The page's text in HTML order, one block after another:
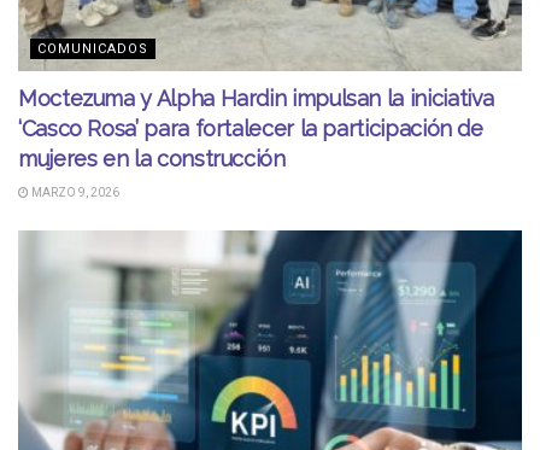
COMUNICADOS
Moctezuma y Alpha Hardin impulsan la iniciativa
‘Casco Rosa’ para fortalecer la participación de
mujeres en la construcción
MARZO 9, 2026